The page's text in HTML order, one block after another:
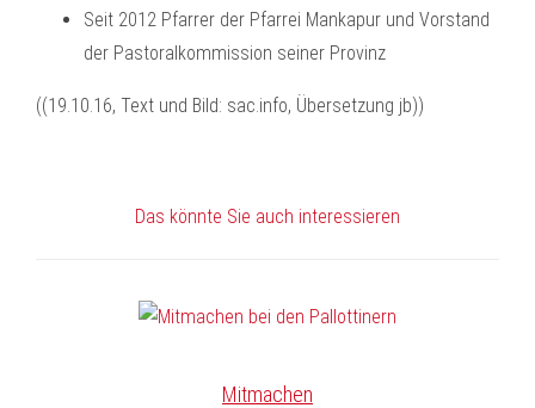
Seit 2012 Pfarrer der Pfarrei Mankapur und Vorstand
der Pastoralkommission seiner Provinz
((19.10.16, Text und Bild: sac.info, Übersetzung jb))
Das könnte Sie auch interessieren
Mitmachen